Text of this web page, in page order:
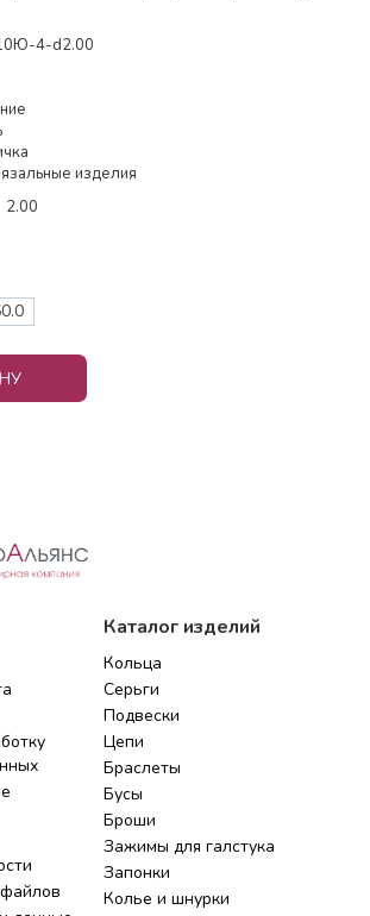
4-d2.00
изделия
2.00
Каталог изделий
Кольца
Серьги
Подвески
Цепи
Браслеты
Бусы
Броши
Зажимы для галстука
Запонки
Колье и шнурки